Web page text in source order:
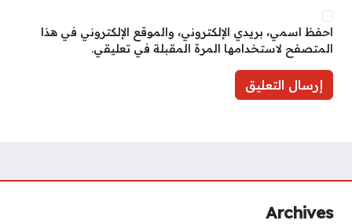
احفظ اسمي، بريدي الإلكتروني، والموقع الإلكتروني في هذا
المتصفح لاستخدامها المرة المقبلة في تعليقي.
Archives